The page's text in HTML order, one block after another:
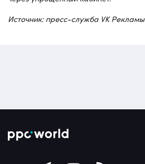
Источник: пресс-служба VK Рекламы